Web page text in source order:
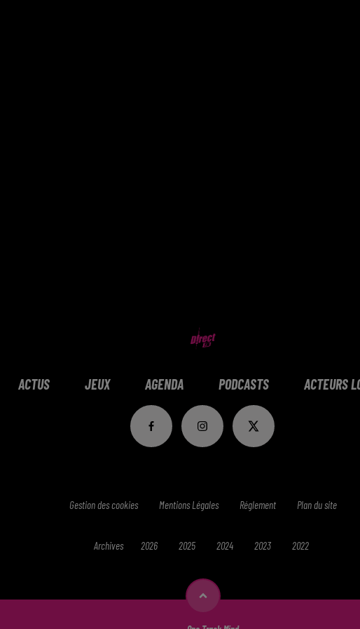
ACTUS JEUX AGENDA PODCASTS ACTEURS
Gestion des cookies Mentions Légales Réglement Plan du site
Archives 2026 2025 2024 2023 2022